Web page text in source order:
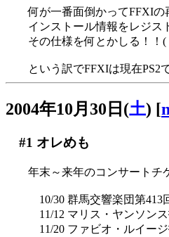
何が一番面倒かってFFXI
インストール情報をレジス
その仕様を何とかしる！！(
という訳でFFXIは現在PS2
2004年10月30日(土) [
#1 オレめも
年末～来年のコンサートチ
10/30 群馬交響楽団第413
11/12 マリス・ヤンソン
11/20 ファビオ・ルイー